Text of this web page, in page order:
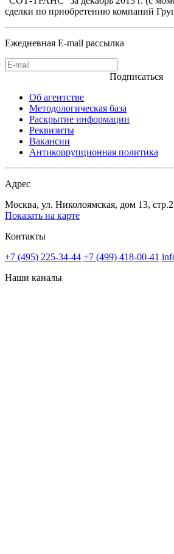
сделки по приобретению компаний
Ежедневная E-mail рассылка
Подписаться
Об агентстве
Методологическая база
Раскрытие информации
Реквизиты
Вакансии
Антикоррупционная политика
Адрес
Москва, ул. Николоямская, дом 13, стр.2
Показать на карте
Контакты
+7 (495) 225-34-44 +7 (499) 418-00-41
Наши каналы